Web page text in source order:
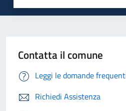
Contatta il comune
Leggi le domande
Richiedi Assistenza